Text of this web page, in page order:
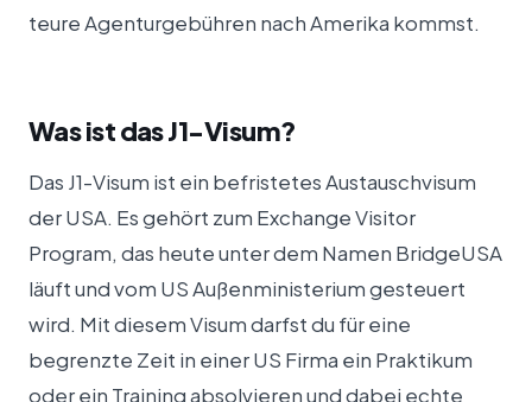
teure Agenturgebühren nach Amerika kommst.
Was ist das J1-Visum?
Das J1-Visum ist ein befristetes Austauschvisum
der USA. Es gehört zum Exchange Visitor
Program, das heute unter dem Namen BridgeUSA
läuft und vom US Außenministerium gesteuert
wird. Mit diesem Visum darfst du für eine
begrenzte Zeit in einer US Firma ein Praktikum
oder ein Training absolvieren und dabei echte